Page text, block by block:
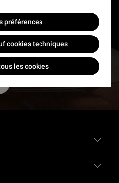
préférences
cookies techniques
les cookies
du Louvre selon vos goûts